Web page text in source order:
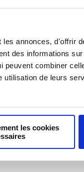
annonces, d'offrir
des informations
combiner
de leurs
les cookies